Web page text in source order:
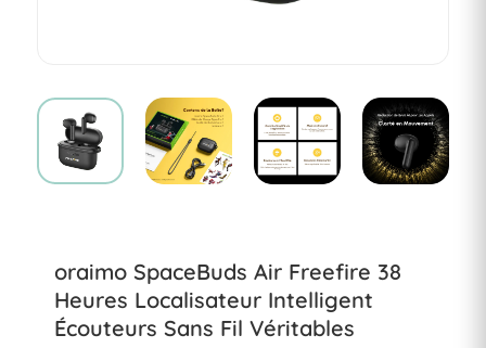
oraimo SpaceBuds Air Freefire 38
Heures Localisateur Intelligent
Écouteurs Sans Fil Véritables